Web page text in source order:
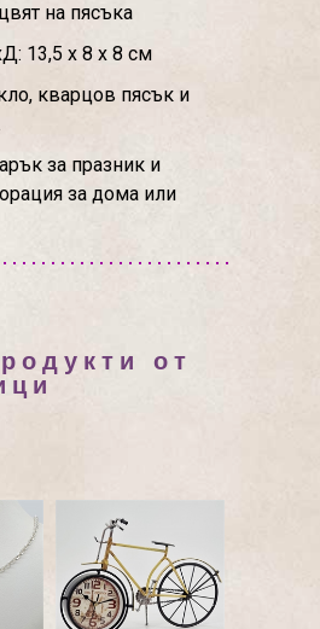
на пясъка
13,5 х 8 х 8 см
кварцов пясък и
за празник и
за дома или
от